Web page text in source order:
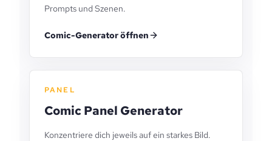
Prompts und Szenen.
Comic-Generator öffnen
PANEL
Comic Panel Generator
Konzentriere dich jeweils auf ein starkes Bild.